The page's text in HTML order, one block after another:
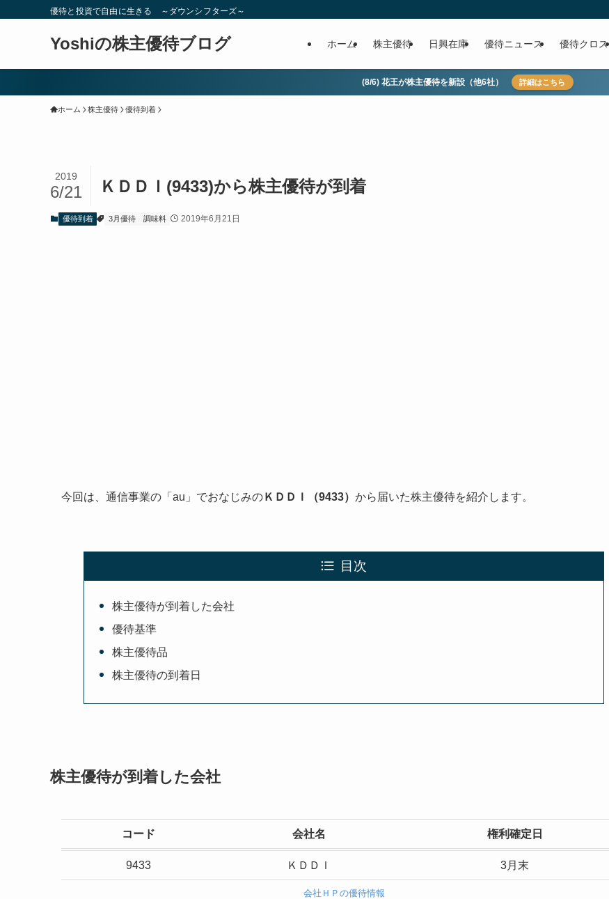
優待と投資で自由に生きる ～ダウンシフターズ～
Yoshiの株主優待ブログ ホーム 株主優待 日興在庫 優待ニュース 優待クロス
(8/6) 花王が株主優待を新設（他6社） 詳細はこちら
ホーム 株主優待 優待到着
ＫＤＤＩ(9433)から株主優待が到着
2019
6/21
優待到着 3月優待 調味料 2019年6月21日
今回は、通信事業の「au」でおなじみのＫＤＤＩ（9433） から届いた株主優待を紹介します。
目次
株主優待が到着した会社
優待基準
株主優待品
株主優待の到着日
株主優待が到着した会社
コード 会社名 権利確定日
9433 ＫＤＤＩ 3月末
会社ＨＰの優待情報